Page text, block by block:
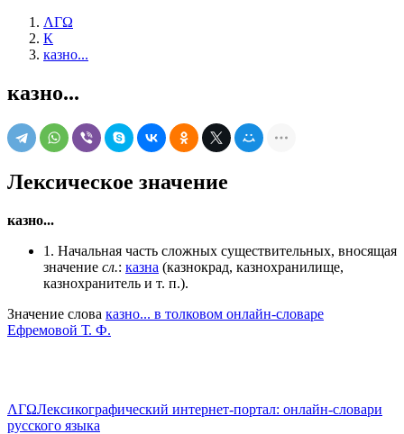
ΛΓΩ
К
казно...
казно...
Лексическое значение
казно...
1. Начальная часть сложных существительных, вносящая
значение сл.: казна (казнокрад, казнохранилище,
казнохранитель и т. п.).
Значение слова казно... в толковом онлайн-словаре
Ефремовой Т. Ф.
ΛΓΩЛексикографический интернет-портал: онлайн-словари
русского языка